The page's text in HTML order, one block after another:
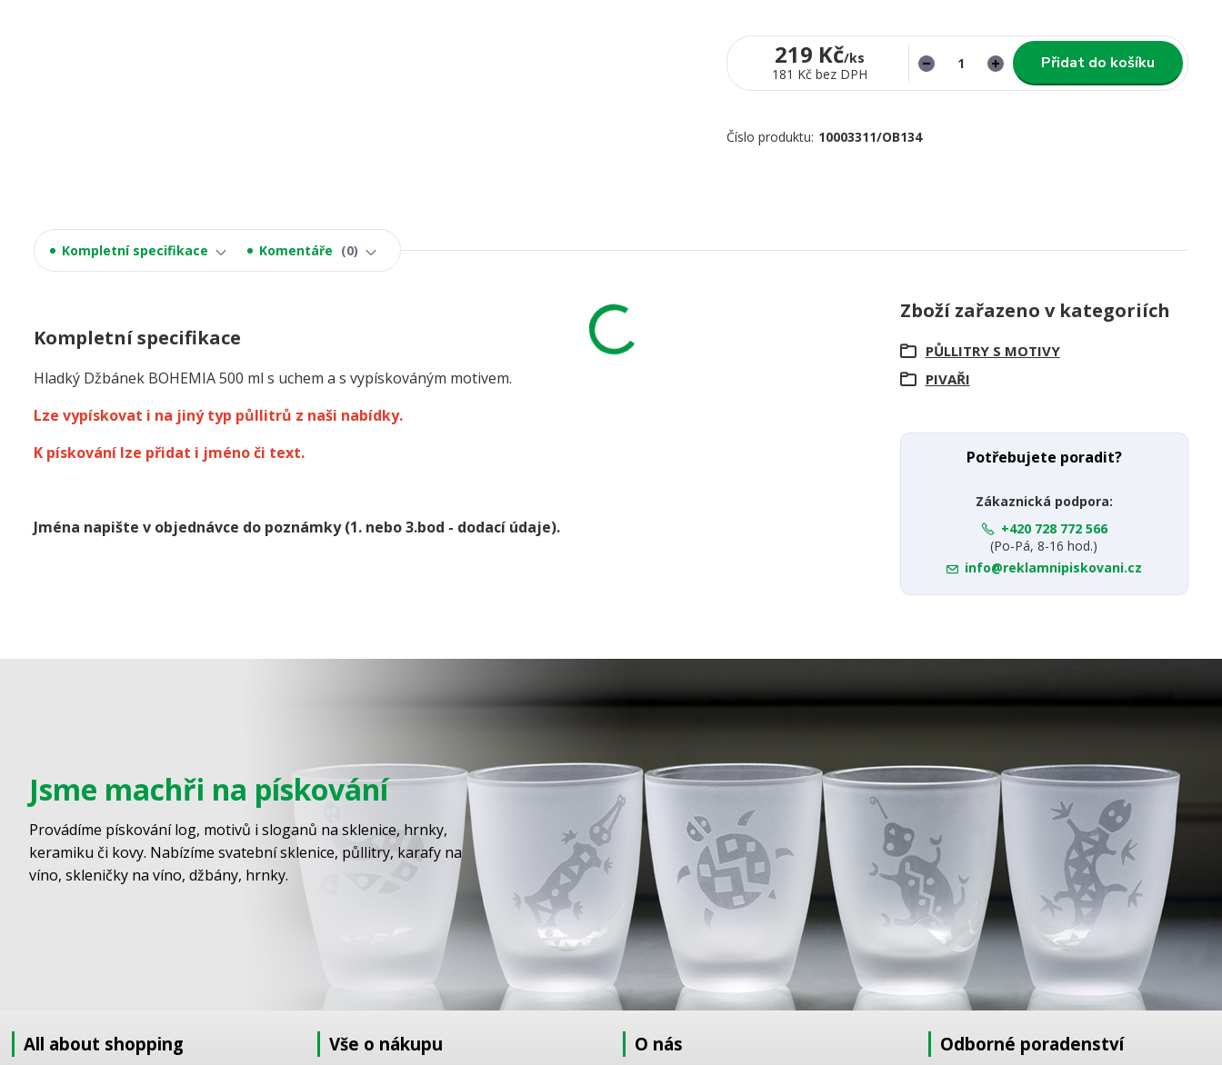
219 Kč/ks
181 Kč bez DPH
Přidat do košíku
Číslo produktu: 10003311/OB134
Kompletní specifikace Komentáře 0
Kompletní specifikace
Hladký Džbánek BOHEMIA 500 ml s uchem a s vypískováným motivem.
Lze vypískovat i na jiný typ půllitrů z naši nabídky.
K pískování lze přidat i jméno či text.
Jména napište v objednávce do poznámky(1. nebo 3.bod - dodací údaje).
Zboží zařazeno v kategoriích
PŮLLITRY S MOTIVY
PIVAŘI
Potřebujete poradit?
Zákaznická podpora:
+420 728 772 566
(Po-Pá, 8-16 hod.)
info@reklamnipiskovani.cz
Jsme machři na pískování
Provádíme pískování log, motivů i sloganů na sklenice, hrnky,
keramiku či kovy. Nabízíme svatební sklenice, půllitry, karafy na
víno, skleničky na víno, džbány, hrnky.
All about shopping Vše o nákupu O nás Odborné poradenství